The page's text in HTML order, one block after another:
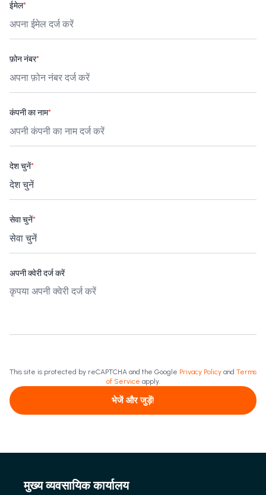
ईमेल*
फ़ोन नंबर*
कंपनी का नाम*
देश चुनें*
सेवा चुनें*
अपनी क्वेरी दर्ज करें
This site is protected by reCAPTCHA and the Google Privacy Policy and Terms
of Service apply.
भेजें और जुड़ें!
मुख्य व्यवसायिक कार्यालय